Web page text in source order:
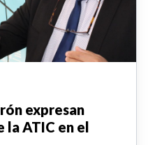
expresan
la ATIC en el